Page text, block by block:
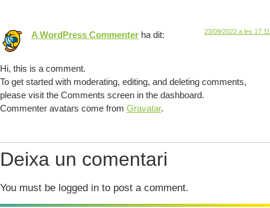
A WordPress Commenter ha dit: 23/09/2022 a les 17:11
Hi, this is a comment.
To get started with moderating, editing, and deleting comments,
please visit the Comments screen in the dashboard.
Commenter avatars come from Gravatar.
Deixa un comentari
You must be logged in to post a comment.